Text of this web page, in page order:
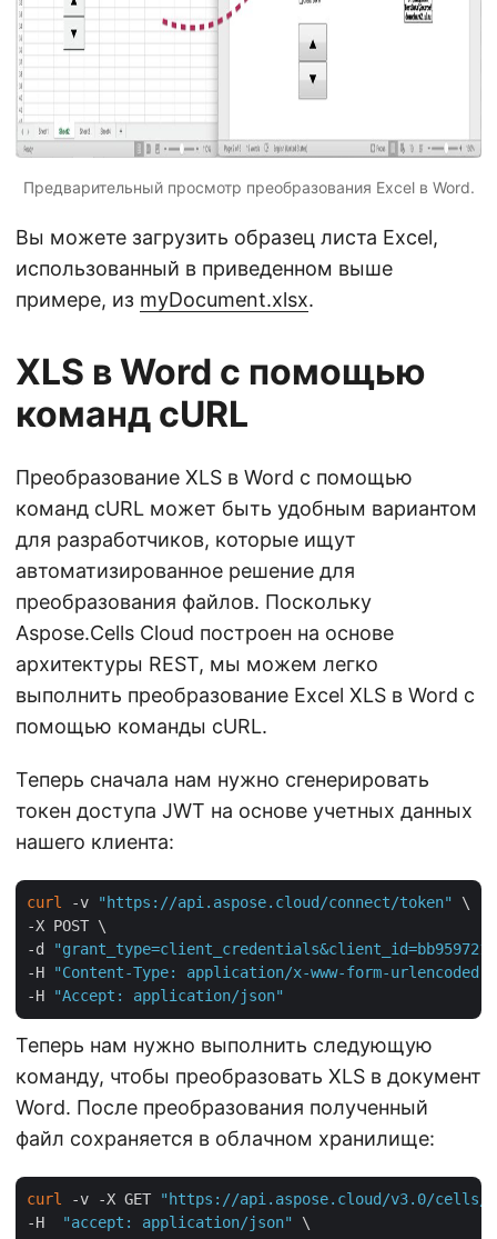
Предварительный просмотр преобразования Excel в Word.
Вы можете загрузить образец листа Excel,
использованный в приведенном выше
примере, из myDocument.xlsx.
XLS в Word с помощью
команд cURL
Преобразование XLS в Word с помощью
команд cURL может быть удобным вариантом
для разработчиков, которые ищут
автоматизированное решение для
преобразования файлов. Поскольку
Aspose.Cells Cloud построен на основе
архитектуры REST, мы можем легко
выполнить преобразование Excel XLS в Word с
помощью команды cURL.
Теперь сначала нам нужно сгенерировать
токен доступа JWT на основе учетных данных
нашего клиента:
curl -v "https://api.aspose.cloud/connect/token"
\
-X POST \
-d
"grant_type=client_credentials&client_id=bb959721-
-H
"Content-Type: application/x-www-form-urlencoded"
-H
"Accept: application/json"
Теперь нам нужно выполнить следующую
команду, чтобы преобразовать XLS в документ
Word. После преобразования полученный
файл сохраняется в облачном хранилище:
curl -v -X GET
"https://api.aspose.cloud/v3.0/cells/
-H
"accept: application/json"
\